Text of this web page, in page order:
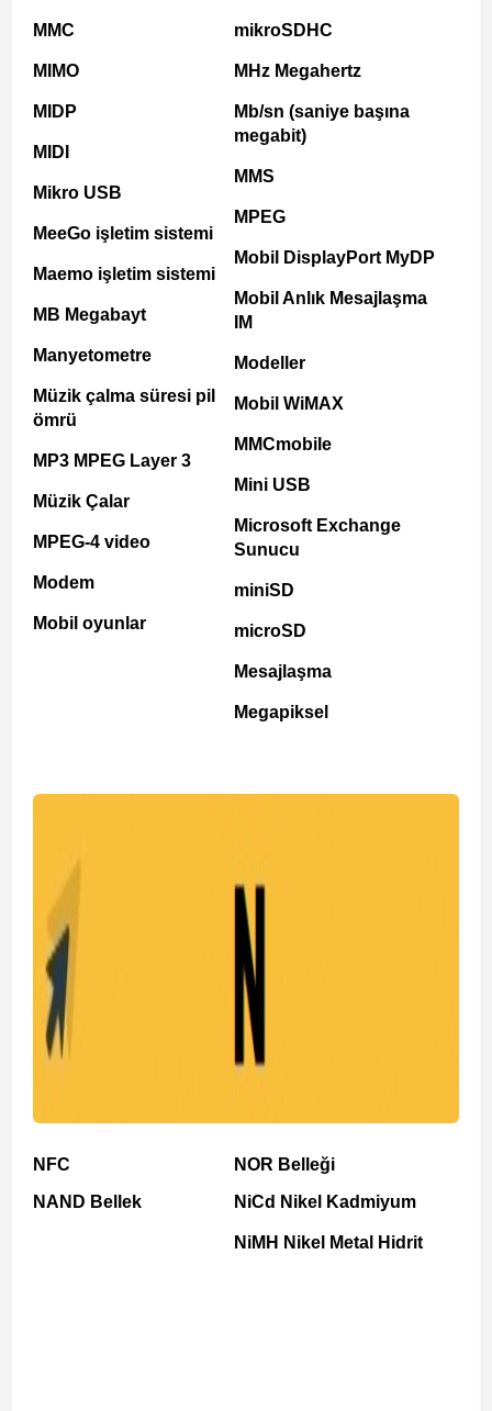
MMC
MIMO
MIDP
MIDI
Mikro USB
MeeGo işletim sistemi
Maemo işletim sistemi
MB Megabayt
Manyetometre
Müzik çalma süresi pil
ömrü
MP3 MPEG Layer 3
Müzik Çalar
MPEG-4 video
Modem
Mobil oyunlar
mikroSDHC
MHz Megahertz
Mb/sn (saniye başına
megabit)
MMS
MPEG
Mobil DisplayPort MyDP
Mobil Anlık Mesajlaşma
IM
Modeller
Mobil WiMAX
MMCmobile
Mini USB
Microsoft Exchange
Sunucu
miniSD
microSD
Mesajlaşma
Megapiksel
NFC
NAND Bellek
NOR Belleği
NiCd Nikel Kadmiyum
NiMH Nikel Metal Hidrit